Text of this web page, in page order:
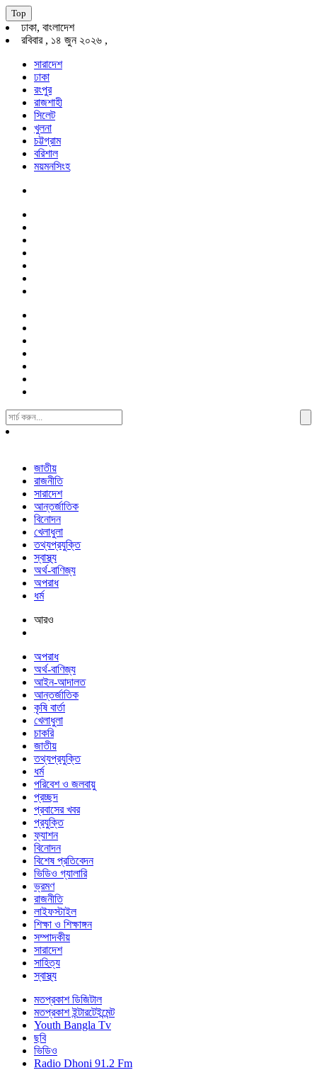
Top
ঢাকা, বাংলাদেশ
রবিবার , ১৪ জুন ২০২৬ ,
সারাদেশ
ঢাকা
রংপুর
রাজশাহী
সিলেট
খুলনা
চট্টগ্রাম
বরিশাল
ময়মনসিংহ
Search
For:
জাতীয়
রাজনীতি
সারাদেশ
আন্তর্জাতিক
বিনোদন
খেলাধুলা
তথ্যপ্রযুক্তি
স্বাস্থ্য
অর্থ-বাণিজ্য
অপরাধ
ধর্ম
আরও
অপরাধ
অর্থ-বাণিজ্য
আইন-আদালত
আন্তর্জাতিক
কৃষি বার্তা
খেলাধুলা
চাকরি
জাতীয়
তথ্যপ্রযুক্তি
ধর্ম
পরিবেশ ও জলবায়ু
প্রচ্ছদ
প্রবাসের খবর
প্রযুক্তি
ফ্যাশন
বিনোদন
বিশেষ প্রতিবেদন
ভিডিও গ্যালারি
ভ্রমণ
রাজনীতি
লাইফস্টাইল
শিক্ষা ও শিক্ষাঙ্গন
সম্পাদকীয়
সারাদেশ
সাহিত্য
স্বাস্থ্য
মতপ্রকাশ ডিজিটাল
মতপ্রকাশ ইন্টারটেইন্মেন্ট
Youth Bangla Tv
ছবি
ভিডিও
Radio Dhoni 91.2 Fm